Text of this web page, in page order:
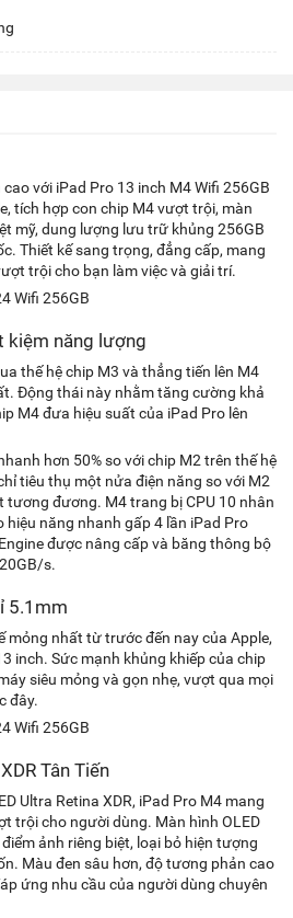
với iPad Pro 13 inch M4 Wifi 256GB
tích hợp con chip M4 vượt trội, màn
mỹ, dung lượng lưu trữ khủng 256GB
Thiết kế sang trọng, đẳng cấp, mang
trội cho bạn làm việc và giải trí.
kiệm năng lượng
thế hệ chip M3 và thẳng tiến lên M4
Động thái này nhằm tăng cường khả
M4 đưa hiệu suất của iPad Pro lên
hơn 50% so với chip M2 trên thế hệ
tiêu thụ một nửa điện năng so với M2
tương đương. M4 trang bị CPU 10 nhân
hiệu năng nhanh gấp 4 lần iPad Pro
được nâng cấp và băng thông bộ
s.
5.1mm
mỏng nhất từ trước đến nay của Apple,
inch. Sức mạnh khủng khiếp của chip
siêu mỏng và gọn nhẹ, vượt qua mọi
đây.
Tân Tiến
Ultra Retina XDR, iPad Pro M4 mang
trội cho người dùng. Màn hình OLED
ảnh riêng biệt, loại bỏ hiện tượng
Màu đen sâu hơn, độ tương phản cao
ứng nhu cầu của người dùng chuyên